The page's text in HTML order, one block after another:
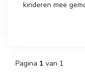
kinderen mee
Pagina 1 van 1